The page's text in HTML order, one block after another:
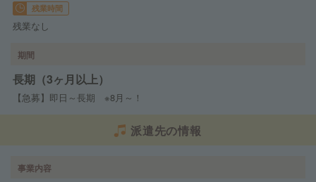
残業時間
残業なし
期間
長期（3ヶ月以上）
【急募】即日～長期 ※8月～！
派遣先の情報
事業内容